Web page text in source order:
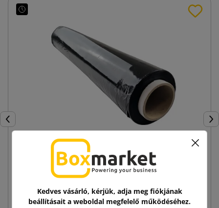
Előző
Fekete stretch fólia 23mic 1,5kg bruttó (tekercs
súlyával)
tól 3 322,32 Ft Adóval
Kedves vásárló, kérjük, adja meg fiókjának
beállításait a weboldal megfelelő működéséhez.